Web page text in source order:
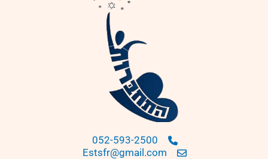
052-593-2500
Estsfr@gmail.com